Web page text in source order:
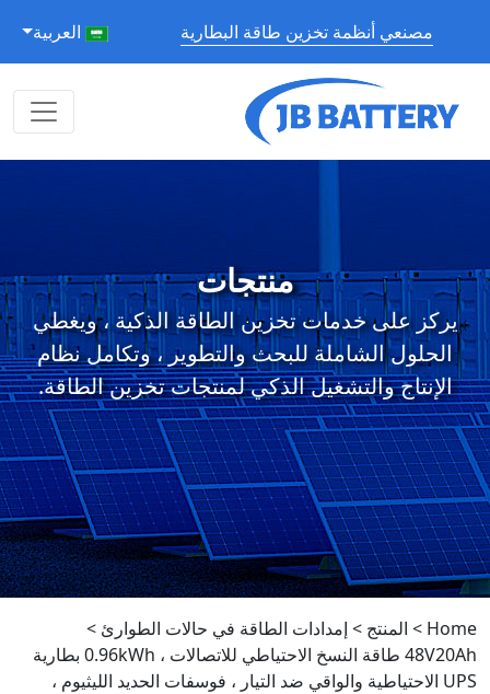
مصنعي أنظمة تخزين طاقة البطارية العربية
منتجات
يركز على خدمات تخزين الطاقة الذكية ، ويغطي
الحلول الشاملة للبحث والتطوير ، وتكامل نظام
الإنتاج والتشغيل الذكي لمنتجات تخزين الطاقة.
Home
> المنتج > إمدادات الطاقة في حالات الطوارئ >
48V20Ah طاقة النسخ الاحتياطي للاتصالات ، 0.96kWh بطارية
UPS الاحتياطية والواقي ضد التيار ، فوسفات الحديد الليثيوم ،